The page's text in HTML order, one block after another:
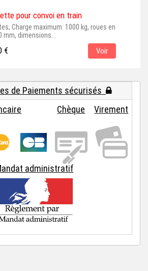
pour convoi en train
Charge maximum: 1000 kg, roues en
mm, dimensions...
€ Voir
de Paiements sécurisés
Chèque Virement
administratif